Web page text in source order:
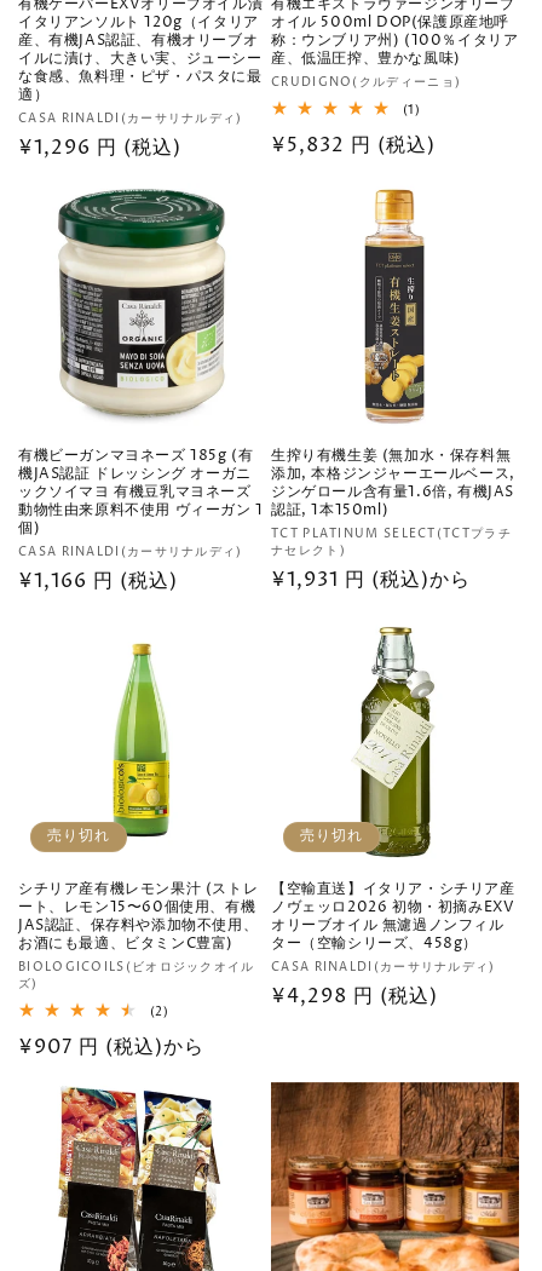
有機ケーパーEXVオリーブオイル漬
イタリアンソルト 120g（イタリア
産、有機JAS認証、有機オリーブオ
イルに漬け、大きい実、ジューシー
な食感、魚料理・ピザ・パスタに最
適）
販
売
CASA RINALDI(カーサリナルディ)
通
¥1,296 円 (税込)
有機エキストラヴァージンオリーブ
オイル 500ml DOP(保護原産地呼
称：ウンブリア州) (100％イタリア
産、低温圧搾、豊かな風味)
販
売
元:
CRUDIGNO(クルディーニョ)
(1)
ビ
ュ
計
通
¥5,832 円 (税込)
有機ビーガンマヨネーズ 185g (有
機JAS認証 ドレッシング オーガニ
ックソイマヨ 有機豆乳マヨネーズ
動物性由来原料不使用 ヴィーガン 1
個)
販
売
CASA RINALDI(カーサリナルディ)
通
¥1,166 円 (税込)
生搾り有機生姜 (無加水・保存料無
添加, 本格ジンジャーエールベース,
ジンゲロール含有量1.6倍, 有機JAS
認証, 1本150ml)
販
売
元:
TCT PLATINUM SELECT(TCTプラチ
ナセレクト)
通
¥1,931 円 (税込)から
売り切れ
シチリア産有機レモン果汁 (ストレ
ート、レモン15〜60個使用、有機
JAS認証、保存料や添加物不使用、
お酒にも最適、ビタミンC豊富)
販
売
元:
BIOLOGICOILS(ビオロジックオイル
ズ)
(2)
ビ
ュ
数
の
合
計
通
¥907 円 (税込)から
売り切れ
【空輸直送】イタリア・シチリア産
ノヴェッロ2026 初物・初摘みEXV
オリーブオイル 無濾過ノンフィル
ター（空輸シリーズ、458g）
販
売
CASA RINALDI(カーサリナルディ)
通
格
¥4,298 円 (税込)